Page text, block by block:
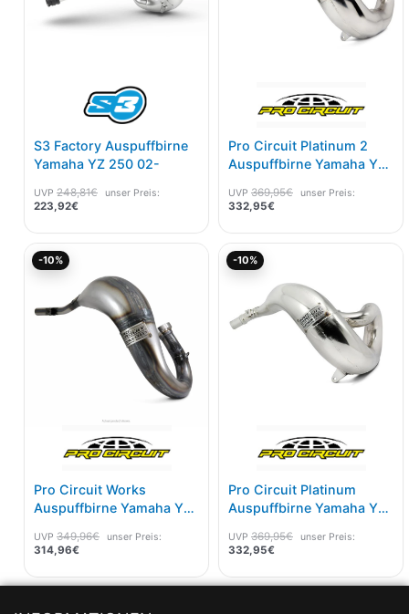
S3 Factory Auspuffbirne
Yamaha YZ 250 02-
UVP 248,81€ unser Preis:
223,92€
Pro Circuit Platinum 2
Auspuffbirne Yamaha YZ
UVP 369,95€ unser Preis:
332,95€
-10%
Pro Circuit Works
Auspuffbirne Yamaha YZ
UVP 349,96€
war:
349,96€
unser Preis:
314,96€
314,96€.
-10%
Pro Circuit Platinum
Auspuffbirne Yamaha YZ
UVP 369,95€
369,95€
unser Preis:
332,95€
332,95€.